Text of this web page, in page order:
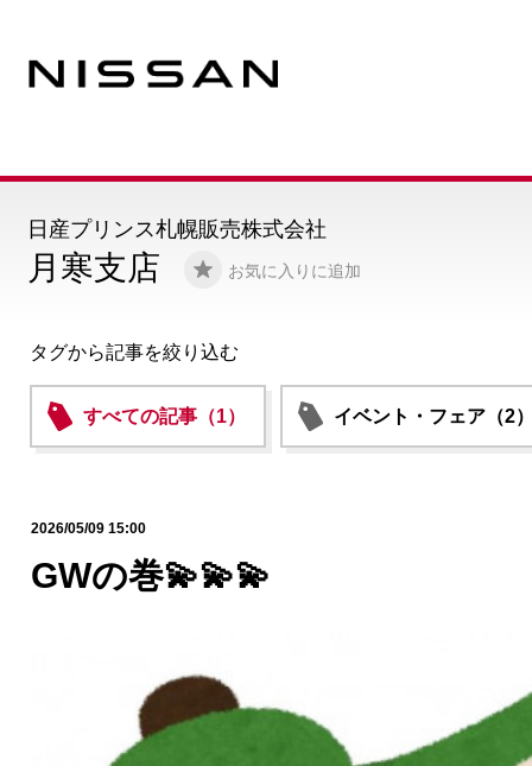
月寒支店 お気に入りに追加
日産プリンス札幌販売株式会社
タグから記事を絞り込む
すべての記事（1） イベント・フェア（2
2026/05/09 15:00
GWの巻💫💫💫